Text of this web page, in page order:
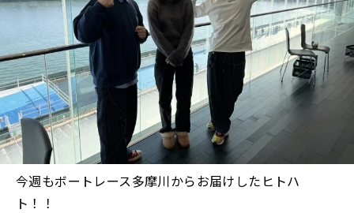
今週もボートレース多摩川からお届けしたヒトハ
ト！！